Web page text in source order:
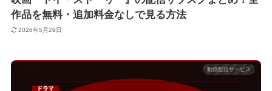
作品を無料・追加料金なしで見る方法
2026年5月29日
動画配信サービス